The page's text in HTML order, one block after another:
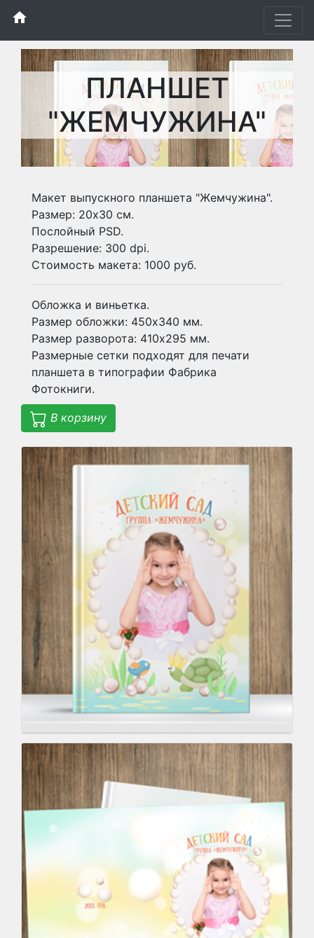
home
ПЛАНШЕТ
"ЖЕМЧУЖИНА"
Макет выпускного планшета "Жемчужина".
Размер: 20х30 см.
Послойный PSD.
Разрешение: 300 dpi.
Стоимость макета: 1000 руб.
Обложка и виньетка.
Размер обложки: 450х340 мм.
Размер разворота: 410х295 мм.
Размерные сетки подходят для печати
планшета в типографии Фабрика
Фотокниги.
В корзину